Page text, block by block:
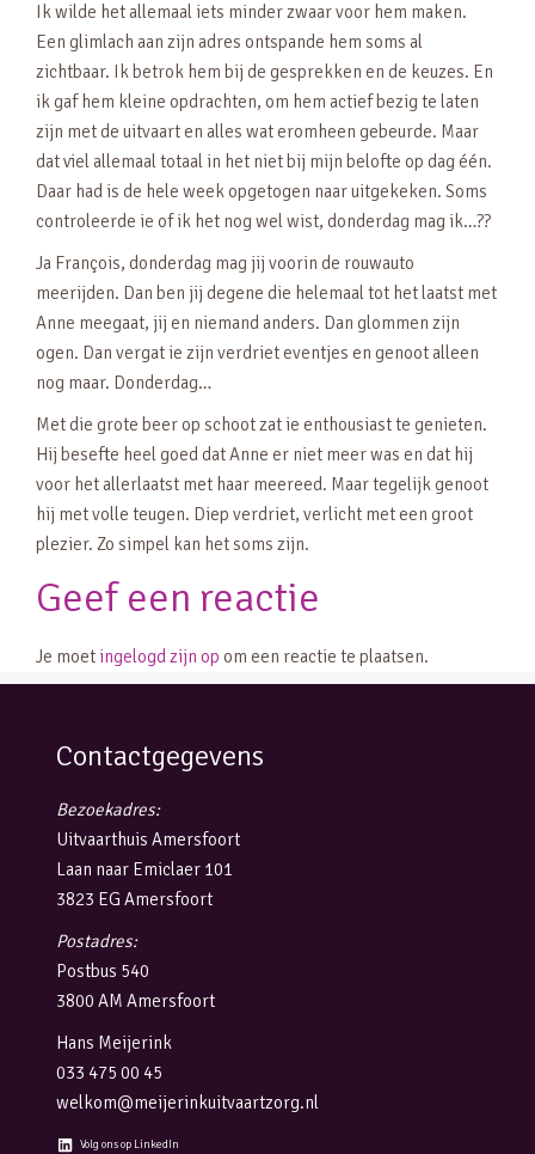
Ik wilde het allemaal iets minder zwaar voor hem maken.
Een glimlach aan zijn adres ontspande hem soms al
zichtbaar. Ik betrok hem bij de gesprekken en de keuzes. En
ik gaf hem kleine opdrachten, om hem actief bezig te laten
zijn met de uitvaart en alles wat eromheen gebeurde. Maar
dat viel allemaal totaal in het niet bij mijn belofte op dag één.
Daar had is de hele week opgetogen naar uitgekeken. Soms
controleerde ie of ik het nog wel wist, donderdag mag ik…??
Ja François, donderdag mag jij voorin de rouwauto
meerijden. Dan ben jij degene die helemaal tot het laatst met
Anne meegaat, jij en niemand anders. Dan glommen zijn
ogen. Dan vergat ie zijn verdriet eventjes en genoot alleen
nog maar. Donderdag…
Met die grote beer op schoot zat ie enthousiast te genieten.
Hij besefte heel goed dat Anne er niet meer was en dat hij
voor het allerlaatst met haar meereed. Maar tegelijk genoot
hij met volle teugen. Diep verdriet, verlicht met een groot
plezier. Zo simpel kan het soms zijn.
Geef een reactie
Je moet ingelogd zijn op om een reactie te plaatsen.
Contactgegevens
Bezoekadres:
Uitvaarthuis Amersfoort
Laan naar Emiclaer 101
3823 EG Amersfoort
Postadres:
Postbus 540
3800 AM Amersfoort
Hans Meijerink
033 475 00 45
welkom@meijerinkuitvaartzorg.nl
Volg ons op LinkedIn